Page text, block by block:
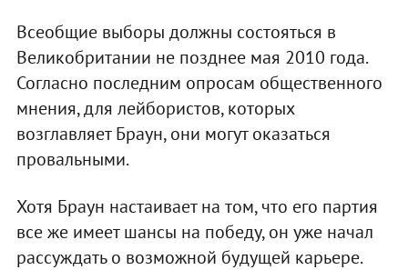
Всеобщие выборы должны состояться в
Великобритании не позднее мая 2010 года.
Согласно последним опросам общественного
мнения, для лейбористов, которых
возглавляет Браун, они могут оказаться
провальными.
Хотя Браун настаивает на том, что его партия
все же имеет шансы на победу, он уже начал
рассуждать о возможной будущей карьере.